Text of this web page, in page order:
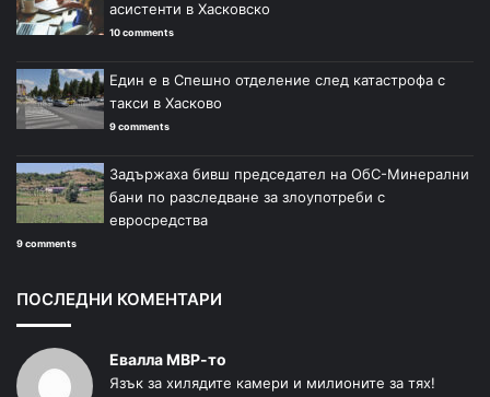
асистенти в Хасковско
10 comments
Един е в Спешно отделение след катастрофа с
такси в Хасково
9 comments
Задържаха бивш председател на ОбС-Минерални
бани по разследване за злоупотреби с
евросредства
9 comments
ПОСЛЕДНИ КОМЕНТАРИ
Евалла МВР-то
Язък за хилядите камери и милионите за тях!